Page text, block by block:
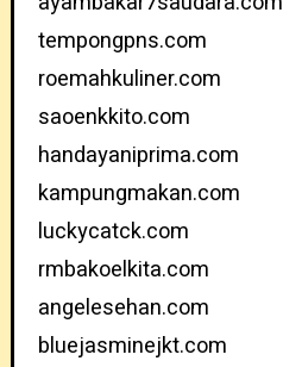
tempongpns.com
roemahkuliner.com
saoenkkito.com
handayaniprima.com
kampungmakan.com
luckycatck.com
rmbakoelkita.com
angelesehan.com
bluejasminejkt.com